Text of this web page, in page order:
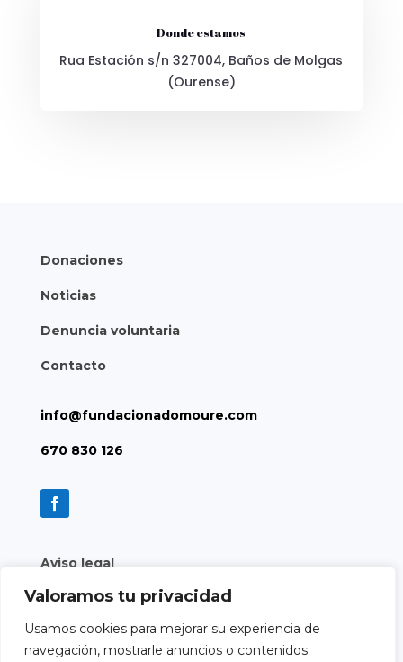
Valoramos tu privacidad
Usamos cookies para mejorar su experiencia de
navegación, mostrarle anuncios o contenidos
Donde estamos
Rua Estación s/n 327004, Baños de Molgas
(Ourense)
Donaciones
Noticias
Denuncia voluntaria
Contacto
info@fundacionadomoure.com
670 830 126
Aviso legal
Política de privacidad
Política de cookies